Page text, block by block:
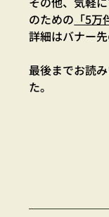
のための 「5万
詳細はバナー
最後までお読
た。